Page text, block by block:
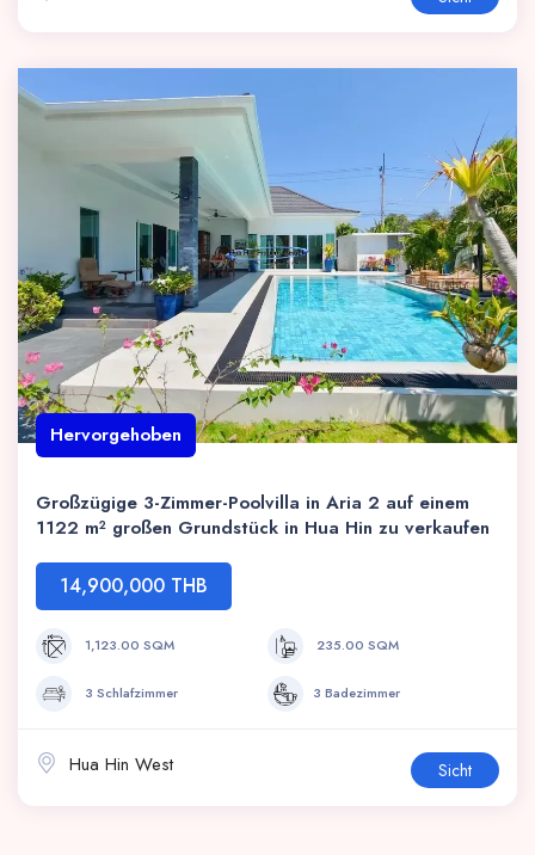
Hervorgehoben
Großzügige 3-Zimmer-Poolvilla in Aria 2 auf einem
1122 m² großen Grundstück in Hua Hin zu verkaufen
14,900,000 THB
1,123.00 SQM 235.00 SQM
3 Schlafzimmer 3 Badezimmer
Hua Hin West Sicht